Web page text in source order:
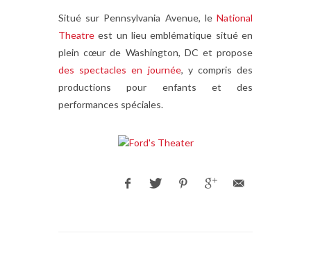
Situé sur Pennsylvania Avenue, le National
Theatre est un lieu emblématique situé en
plein cœur de Washington, DC et propose
des spectacles en journée, y compris des
productions pour enfants et des
performances spéciales.